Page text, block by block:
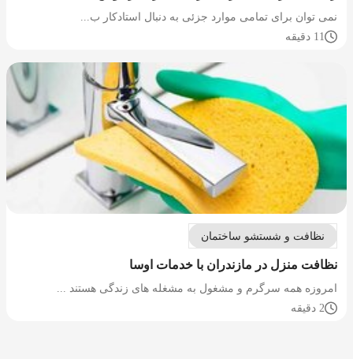
نمی توان برای تمامی موارد جزئی به دنبال استادکار ب...
11 دقیقه
نظافت و شستشو ساختمان
نظافت منزل در مازندران با خدمات اوسا
امروزه همه سرگرم و مشغول به مشغله های زندگی هستند ...
2 دقیقه